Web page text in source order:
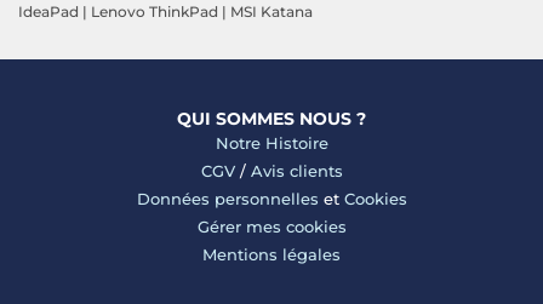
IdeaPad | Lenovo ThinkPad | MSI Katana
QUI SOMMES NOUS ?
Notre Histoire
CGV/ Avis clients
Données personnelles et Cookies
Gérer mes cookies
Mentions légales